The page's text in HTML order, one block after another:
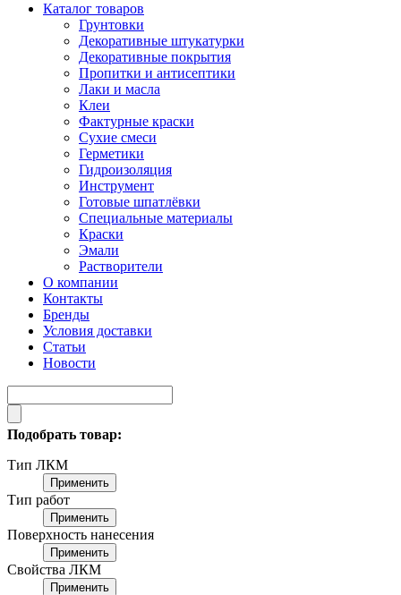
Каталог товаров
Грунтовки
Декоративные штукатурки
Декоративные покрытия
Пропитки и антисептики
Лаки и масла
Клеи
Фактурные краски
Сухие смеси
Герметики
Гидроизоляция
Инструмент
Готовые шпатлёвки
Специальные материалы
Краски
Эмали
Растворители
О компании
Контакты
Бренды
Условия доставки
Статьи
Новости
Подобрать товар:
Тип ЛКМ
Применить
Тип работ
Применить
Поверхность нанесения
Применить
Свойства ЛКМ
Применить